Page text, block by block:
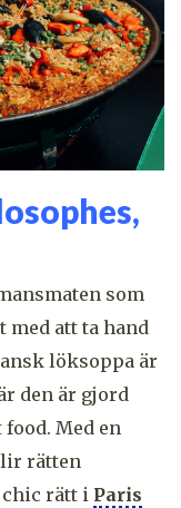
som
med att ta hand
löksoppa är
den är gjord
Med en
rätten
chic rätt i Paris